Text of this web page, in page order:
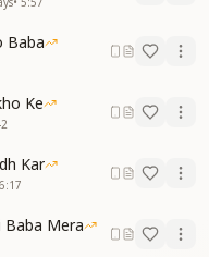
of light
body and the world
body and the world
Baba
Ke
Kar
6:17
Mera